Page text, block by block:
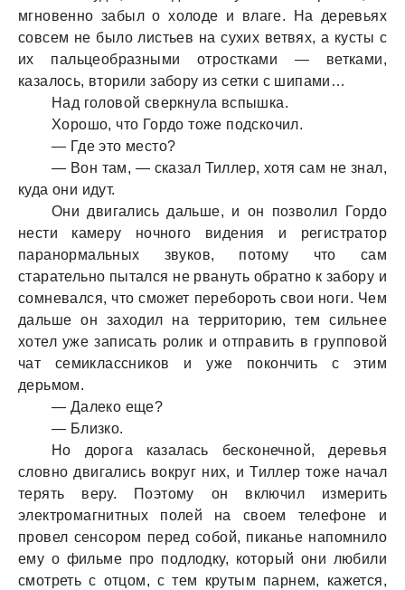
мгновенно забыл о холоде и влаге. На деревьях
совсем не было листьев на сухих ветвях, а кусты с
их пальцеобразными отростками — ветками,
казалось, вторили забору из сетки с шипами…
Над головой сверкнула вспышка.
Хорошо, что Гордо тоже подскочил.
— Где это место?
— Вон там, — сказал Тиллер, хотя сам не знал,
куда они идут.
Они двигались дальше, и он позволил Гордо
нести камеру ночного видения и регистратор
паранормальных звуков, потому что сам
старательно пытался не рвануть обратно к забору и
сомневался, что сможет перебороть свои ноги. Чем
дальше он заходил на территорию, тем сильнее
хотел уже записать ролик и отправить в групповой
чат семиклассников и уже покончить с этим
дерьмом.
— Далеко еще?
— Близко.
Но дорога казалась бесконечной, деревья
словно двигались вокруг них, и Тиллер тоже начал
терять веру. Поэтому он включил измерить
электромагнитных полей на своем телефоне и
провел сенсором перед собой, пиканье напомнило
ему о фильме про подлодку, который они любили
смотреть с отцом, с тем крутым парнем, кажется,